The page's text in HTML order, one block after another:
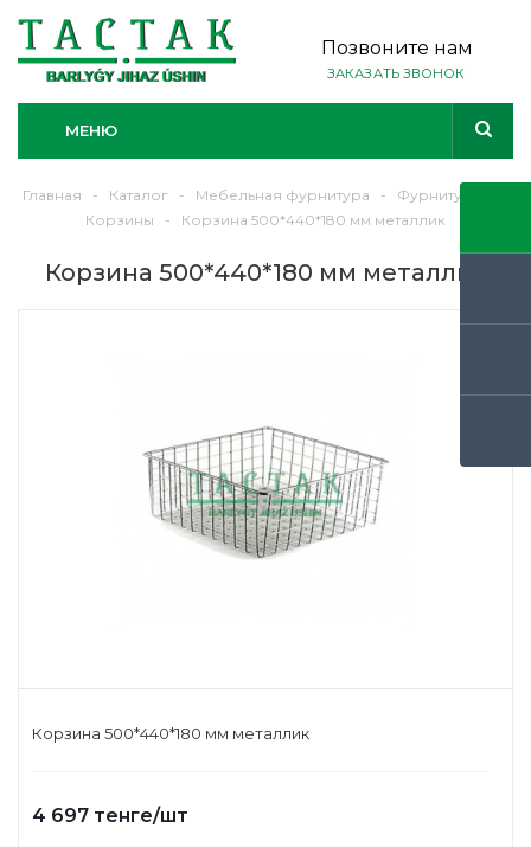
Позвоните нам
ЗАКАЗАТЬ ЗВОНОК
МЕНЮ
Главная - Каталог - Мебельная фурнитура - Фурнитура
Корзины
- Корзина 500*440*180 мм металлик
Корзина 500*440*180 мм металлик
Корзина 500*440*180 мм металлик
4 697 тенге/шт